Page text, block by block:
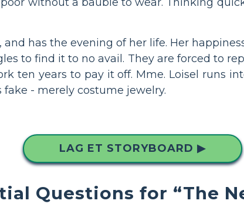
and has the evening of her life. Her
to find it to no avail. They are forced to
ten years to pay it off. Mme. Loisel runs
- merely costume jewelry.
LAG ET STORYBOARD ▶
Questions for “The